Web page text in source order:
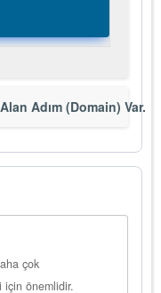
Adım (Domain) Var.
çok
için önemlidir.